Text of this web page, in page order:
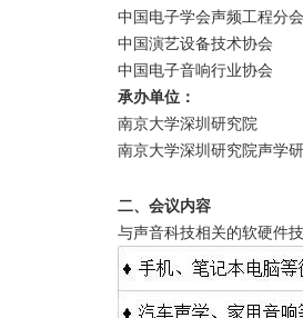
中国电子学会声频工程分会
中国演艺设备技术协会
中国电子音响行业协会
承办单位：
南京大学深圳研究院
南京大学深圳研究院声学
二、会议内容
与声音科技相关的软硬件